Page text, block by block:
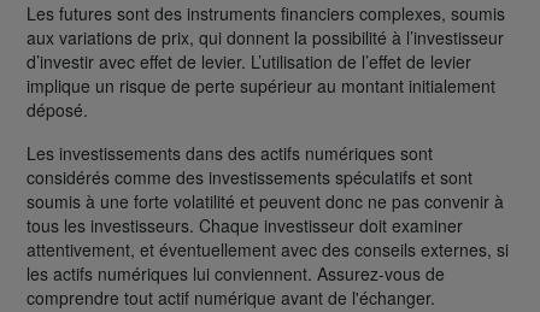
Les futures sont des instruments financiers complexes, soumis
aux variations de prix, qui donnent la possibilité à l’investisseur
d’investir avec effet de levier. L’utilisation de l’effet de levier
implique un risque de perte supérieur au montant initialement
déposé.
Les investissements dans des actifs numériques sont
considérés comme des investissements spéculatifs et sont
soumis à une forte volatilité et peuvent donc ne pas convenir à
tous les investisseurs. Chaque investisseur doit examiner
attentivement, et éventuellement avec des conseils externes, si
les actifs numériques lui conviennent. Assurez-vous de
comprendre tout actif numérique avant de l'échanger.